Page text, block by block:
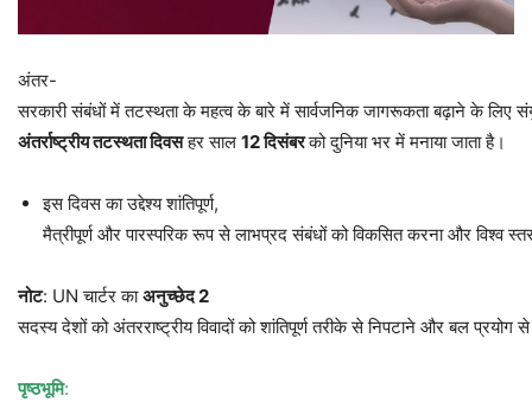
अंतर-
सरकारी संबंधों में तटस्थता के महत्व के बारे में सार्वजनिक जागरूकता बढ़ाने के लिए
अंतर्राष्ट्रीयतटस्थतादिवसहर साल 12दिसंबरको दुनिया भर में मनाया जाता है।
इस दिवस का उद्देश्य शांतिपूर्ण,
मैत्रीपूर्ण और पारस्परिक रूप से लाभप्रद संबंधों को विकसित करना और विश्व
नोट: UN चार्टर काअनुच्छेद2
सदस्य देशों को अंतरराष्ट्रीय विवादों को शांतिपूर्ण तरीके से निपटाने और बल
पृष्ठभूमि: